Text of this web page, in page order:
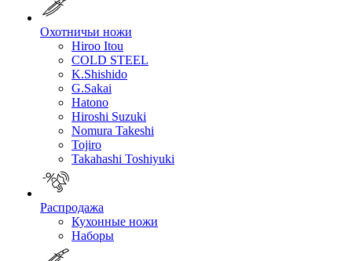
Охотничьи ножи
Hiroo Itou
COLD STEEL
K.Shishido
G.Sakai
Hatono
Hiroshi Suzuki
Nomura Takeshi
Tojiro
Takahashi Toshiyuki
Распродажа
Кухонные ножи
Наборы